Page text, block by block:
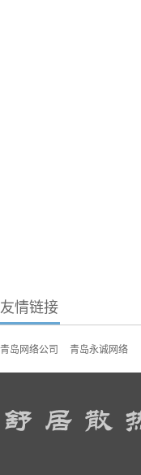
友情链接
青岛网络公司 青岛永诚网络